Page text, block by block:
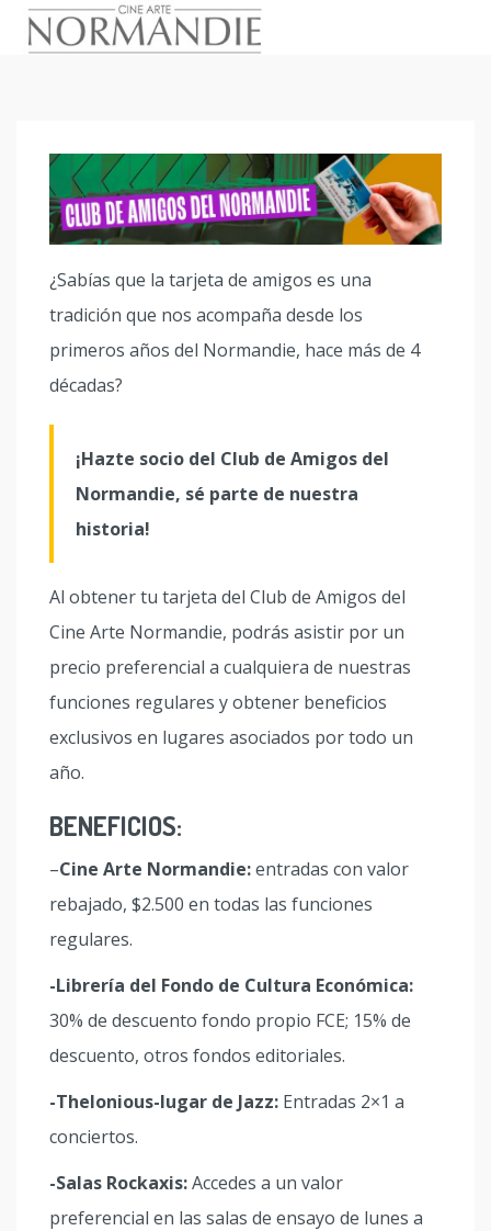
¿Sabías que la tarjeta de amigos es una
tradición que nos acompaña desde los
primeros años del Normandie, hace más de 4
décadas?
¡Hazte socio del Club de Amigos del
Normandie, sé parte de nuestra
historia!
Al obtener tu tarjeta del Club de Amigos del
Cine Arte Normandie, podrás asistir por un
precio preferencial a cualquiera de nuestras
funciones regulares y obtener beneficios
exclusivos en lugares asociados por todo un
año.
BENEFICIOS:
–Cine Arte Normandie:entradas con valor
rebajado, $2.500 en todas las funciones
regulares.
-Librería del Fondo de Cultura Económica:
30% de descuento fondo propio FCE; 15% de
descuento, otros fondos editoriales.
-Thelonious-lugar de Jazz: Entradas 2×1 a
conciertos.
-Salas Rockaxis:Accedes a un valor
preferencial en las salas de ensayo de lunes a